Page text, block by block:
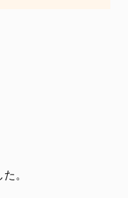
。